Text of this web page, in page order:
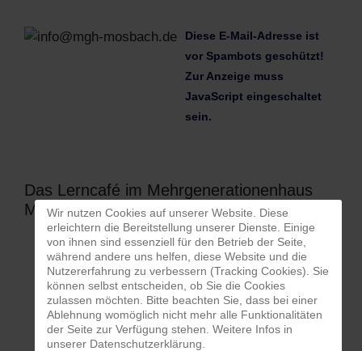
Diese E-Mail-Adresse ist
vor Spambots geschützt!
Zur Anzeige muss
JavaScript eingeschaltet
sein.
Das Lerncafé im Mehrgenerationenhaus
Mosbach stellt sich vor
Wir nutzen Cookies auf unserer Website. Diese
erleichtern die Bereitstellung unserer Dienste. Einige
von ihnen sind essenziell für den Betrieb der Seite,
während andere uns helfen, diese Website und die
Nutzererfahrung zu verbessern (Tracking Cookies). Sie
können selbst entscheiden, ob Sie die Cookies
zulassen möchten. Bitte beachten Sie, dass bei einer
Ablehnung womöglich nicht mehr alle Funktionalitäten
der Seite zur Verfügung stehen. Weitere Infos in
unserer Datenschutzerklärung.